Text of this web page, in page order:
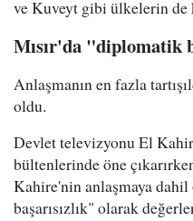
ve Kuveyt gibi ülkelerin de
Mısır'da "diplomatik
Anlaşmanın en fazla
oldu.
Devlet televizyonu El
bültenlerinde öne
Kahire'nin anlaşmaya
başarısızlık" olarak